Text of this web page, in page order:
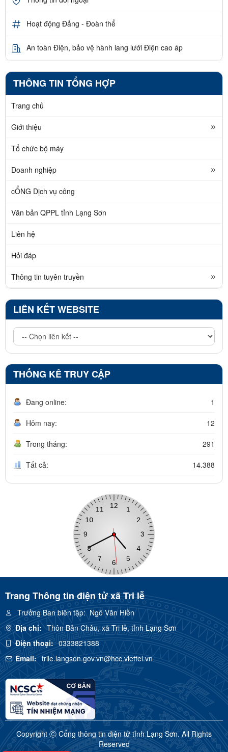
Hoạt động Đảng - Đoàn thể
An toàn Điện, bảo vệ hành lang lưới Điện cao áp
THÔNG TIN TỔNG HỢP
Trang chủ
Giới thiệu
Tổ chức bộ máy
Doanh nghiệp
cỔNG Dịch vụ công
Văn bản QPPL tỉnh Lạng Sơn
Liên hệ
Hỏi đáp
Thông tin tuyên truyền
LIÊN KẾT WEBSITE
THỐNG KÊ TRUY CẬP
Đang online: 1
Hôm nay: 12
Trong tháng: 291
Tất cả: 14.388
Trang Thông tin điện tử xã Tri lễ
Trưởng Ban biên tập:Ngô Văn Hiền
Địa chỉ: Thôn Bản Châu, xã Tri lễ, tỉnh Lạng Sơn
Điện thoại: 0333821388
Email: trile.langson.gov.vn@hcc.viettel.vn
Copyright Ⓒ Cổng thông tin điện tử tỉnh Lạng Sơn. All Rights
Reserved